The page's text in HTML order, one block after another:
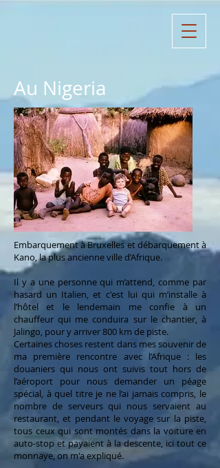
Au Nigeria
Embarquement à Bruxelles et débarquement à
Kano, la plus ancienne ville d’Afrique.
Il y a une personne qui m’attend, comme par
hasard un Italien, et c'est lui qui m’installe à
l’hôtel et le lendemain me confie à un
chauffeur qui me conduira sur le chantier, à
Jalingo, pour y arriver 800 km de piste.
Certaines choses restent dans mes souvenir de
ma première rencontre avec l’Afrique : les
douaniers qui nous ont suivis tout hors de
l’aéroport pour nous demander un péage
spécial, à quel titre je ne l’ai jamais compris, le
nombre de serveurs qui nous servaient au
restaurant, et pendant le voyage sur la piste,
tous ceux qui sont montés dans la voiture en
auto-stop et payaient à la descente, ici tout ce
monnaye, on m'a expliqué.